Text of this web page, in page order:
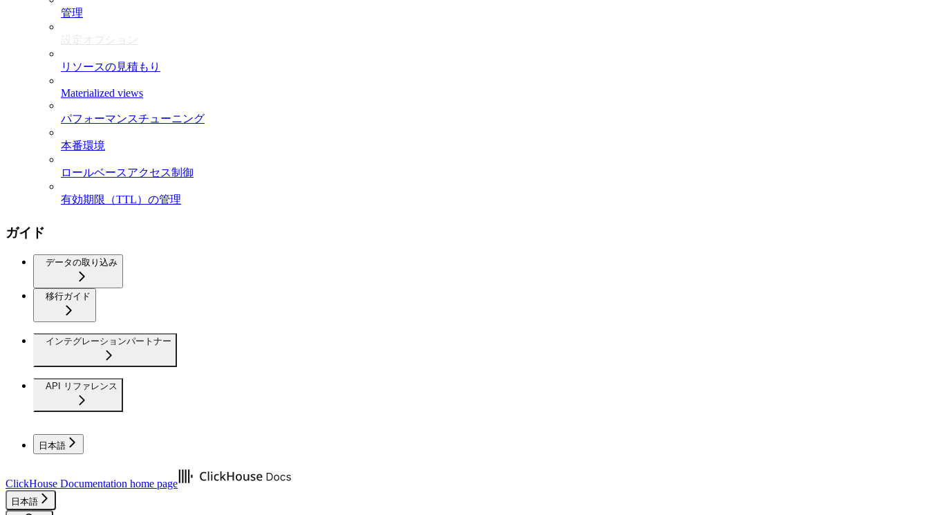
管理
設定オプション
リソースの見積もり
Materialized views
パフォーマンスチューニング
本番環境
ロールベースアクセス制御
有効期限（TTL）の管理
ガイド
データの取り込み
移行ガイド
インテグレーションパートナー
API リファレンス
日本語
ClickHouse Documentation home page
日本語